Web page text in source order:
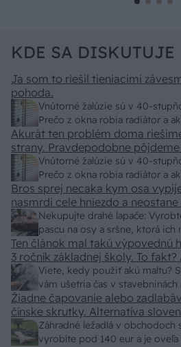
KDE SA DISKUTUJE
Vnútorné žalúzie sú v 40-
Prečo z okna robia radiátor a
Ja som to riešil tieniacimi
pohoda.
Vnútorné žalúzie sú v 40-
Prečo z okna robia radiátor a
Akurát ten problém doma
strany. Pravdepodobne
tienenia na spôsob markízy
predajcovia idú okolo 100 eur
Nekupujte drahé lapače:
pascu na osy a sršne, ktorá ich
Bros sprej necaka kym osa
nasmrdi cele hniezdo a
pasca naucinke moc efektivne.
Viete, kedy použiť akú maltu?
vám ušetria čas v stavebninách
Ten článok mal takú výpovednú
3 ročník základnej školy. To fakt? AI alebo nejaka kniha
z VŠ? Dnešné rychlotvrdnuce malty - pevnosť 40 Mpa a
doba schnutia tak 15 minut , k
Záhradné ležadlá v obchodoch
vyrobíte pod 140 eur a je
Žiadne čapovanie alebo
čínske skrutky. Alternatíva
pevnosti. Autor si nedal veľa
spracovaním, škoda. No lepšie